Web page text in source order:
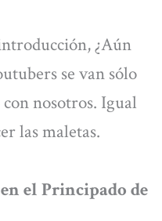
¿Aún
se van sólo
nosotros. Igual
las maletas.
el Principado de